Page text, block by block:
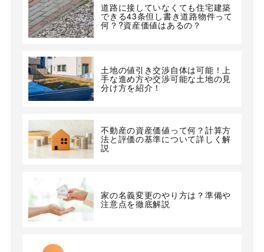
道路に接していなくても住宅建築
できる43条但し書き道路物件って
何？?資産価値はあるの？
土地の値引き交渉自体は可能！上
手な進め方や交渉可能な土地の見
分け方を紹介！
不動産の資産価値って何？計算方
法と評価の基準について詳しく解
説
家の名義変更のやり方は？準備や
注意点を徹底解説